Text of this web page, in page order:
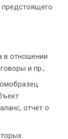
предстоящего
в отношении
и пр.;
отчет о